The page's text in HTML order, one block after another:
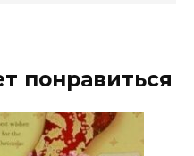
понравиться